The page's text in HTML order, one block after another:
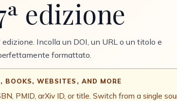
edizione
Incolla un DOI, un URL o un titolo e
formattato.
BOOKS, WEBSITES, AND MORE
PMID, arXiv ID, or title. Switch from a single